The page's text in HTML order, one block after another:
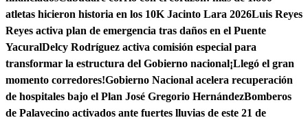
atletas hicieron historia en los 10K Jacinto Lara 2026Luis Reyes
Reyes activa plan de emergencia tras daños en el Puente
YacuralDelcy Rodríguez activa comisión especial para
transformar la estructura del Gobierno nacional¡Llegó el gran
momento corredores!Gobierno Nacional acelera recuperación
de hospitales bajo el Plan José Gregorio HernándezBomberos
de Palavecino activados ante fuertes lluvias de este 21 de